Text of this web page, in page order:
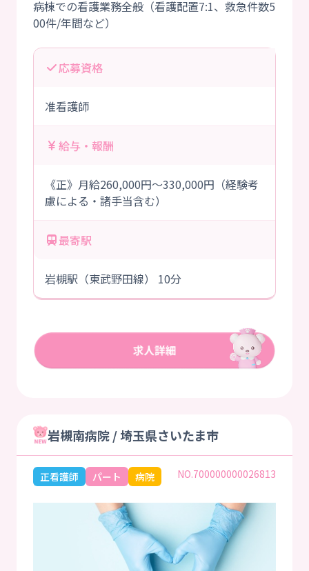
病棟での看護業務全般（看護配置7:1、救急件数5
応募資格
准看護師
給与・報酬
《正》月給260,000円～330,000円（経験考
慮による・諸手当含む）
最寄駅
岩槻駅（東武野田線） 10分
岩槻南病院 / 埼玉県さいたま市
正看護師 パート 病院 NO.700000000026813